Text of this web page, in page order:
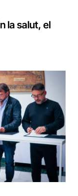
la salut, el